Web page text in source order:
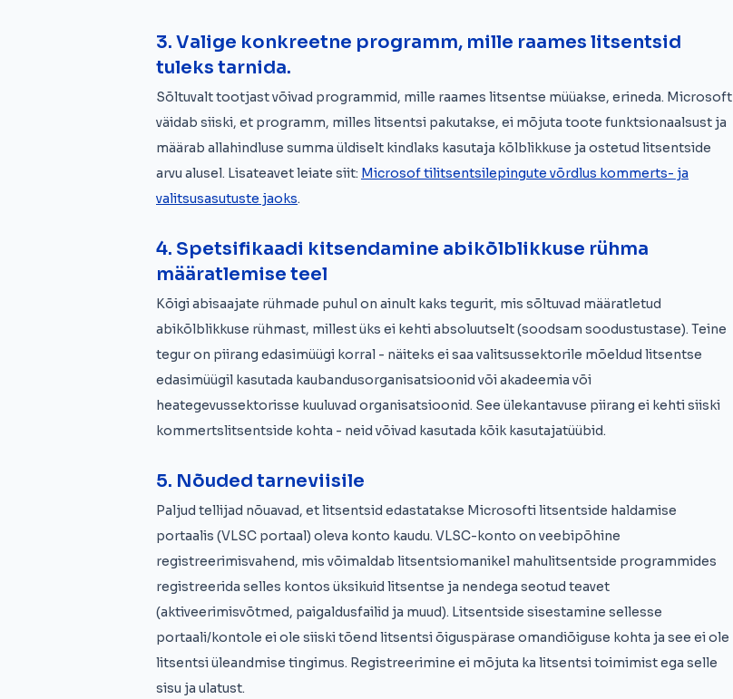
3. Valige konkreetne programm, mille raames litsentsid
tuleks tarnida.
Sõltuvalt tootjast võivad programmid, mille raames litsentse müüakse, erineda. Microsoft
väidab siiski, et programm, milles litsentsi pakutakse, ei mõjuta toote funktsionaalsust ja
määrab allahindluse summa üldiselt kindlaks kasutaja kõlblikkuse ja ostetud litsentside
arvu alusel. Lisateavet leiate siit: Microsof tilitsentsilepingute võrdlus kommerts- ja
valitsusasutuste jaoks.
4. Spetsifikaadi kitsendamine abikõlblikkuse rühma
määratlemise teel
Kõigi abisaajate rühmade puhul on ainult kaks tegurit, mis sõltuvad määratletud
abikõlblikkuse rühmast, millest üks ei kehti absoluutselt (soodsam soodustustase). Teine
tegur on piirang edasimüügi korral - näiteks ei saa valitsussektorile mõeldud litsentse
edasimüügil kasutada kaubandusorganisatsioonid või akadeemia või
heategevussektorisse kuuluvad organisatsioonid. See ülekantavuse piirang ei kehti siiski
kommertslitsentside kohta - neid võivad kasutada kõik kasutajatüübid.
5. Nõuded tarneviisile
Paljud tellijad nõuavad, et litsentsid edastatakse Microsofti litsentside haldamise
portaalis (VLSC portaal) oleva konto kaudu. VLSC-konto on veebipõhine
registreerimisvahend, mis võimaldab litsentsiomanikel mahulitsentside programmides
registreerida selles kontos üksikuid litsentse ja nendega seotud teavet
(aktiveerimisvõtmed, paigaldusfailid ja muud). Litsentside sisestamine sellesse
portaali/kontole ei ole siiski tõend litsentsi õiguspärase omandiõiguse kohta ja see ei ole
litsentsi üleandmise tingimus. Registreerimine ei mõjuta ka litsentsi toimimist ega selle
sisu ja ulatust.